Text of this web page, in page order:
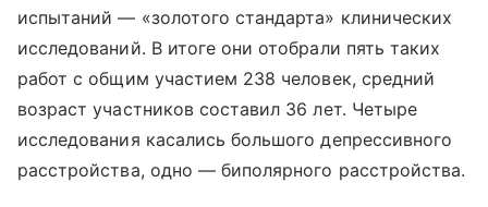
испытаний — «золотого стандарта» клинических
исследований. В итоге они отобрали пять таких
работ с общим участием 238 человек, средний
возраст участников составил 36 лет. Четыре
исследования касались большого депрессивного
расстройства, одно — биполярного расстройства.